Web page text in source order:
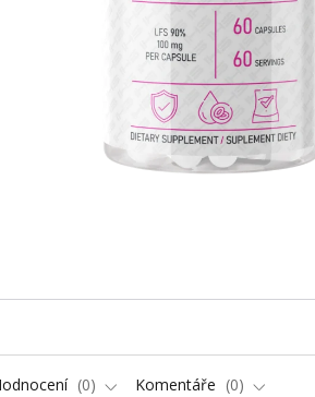
0 Komentáře 0